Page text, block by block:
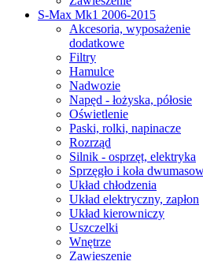
S-Max Mk1 2006-2015
Akcesoria, wyposażenie
dodatkowe
Filtry
Hamulce
Nadwozie
Napęd - łożyska, półosie
Oświetlenie
Paski, rolki, napinacze
Rozrząd
Silnik - osprzęt, elektryka
Sprzęgło i koła
Układ chłodzenia
Układ elektryczny, zapłon
Układ kierowniczy
Uszczelki
Wnętrze
Zawieszenie